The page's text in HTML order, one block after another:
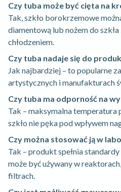
Czy tuba może być cięta na
Tak, szkło borokrzemowe
diamentową lub nożem do
chłodzeniem.
Czy tuba nadaje się do
Jak najbardziej – to popularne
artystycznych i manufakturach
Czy tuba ma odporność na
Tak – maksymalna temperatura
szkło nie pęka pod wpływem
Czy można stosować ją w
Tak – produkt spełnia
może być używany w
filtrach.